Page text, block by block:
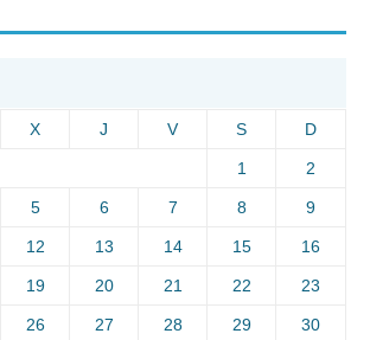
X J V S D
1 2
5 6 7 8 9
12 13 14 15 16
19 20 21 22 23
26 27 28 29 30